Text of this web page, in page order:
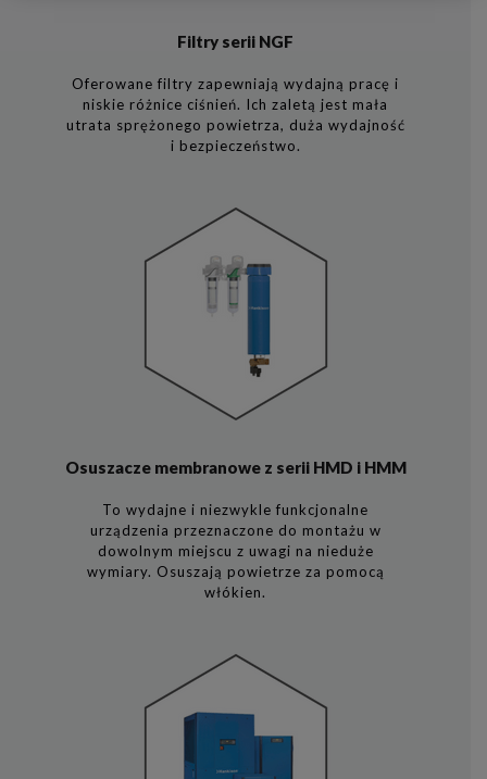
Filtry serii NGF
Oferowane filtry zapewniają wydajną pracę i
niskie różnice ciśnień. Ich zaletą jest mała
utrata sprężonego powietrza, duża wydajność
i bezpieczeństwo.
Osuszacze membranowe z serii HMD i HMM
To wydajne i niezwykle funkcjonalne
urządzenia przeznaczone do montażu w
dowolnym miejscu z uwagi na nieduże
wymiary. Osuszają powietrze za pomocą
włókien.